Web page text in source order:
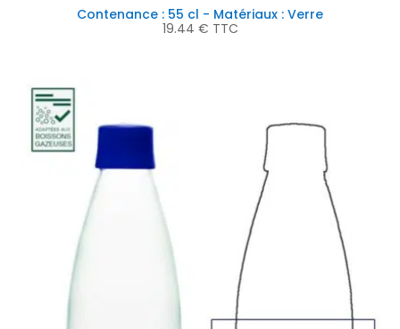
Contenance : 55 cl - Matériaux : Verre
19.44 € TTC